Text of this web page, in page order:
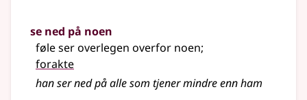
se ned på noen
føle ser overlegen overfor noen;
forakte
han ser ned på alle som tjener mindre enn ham